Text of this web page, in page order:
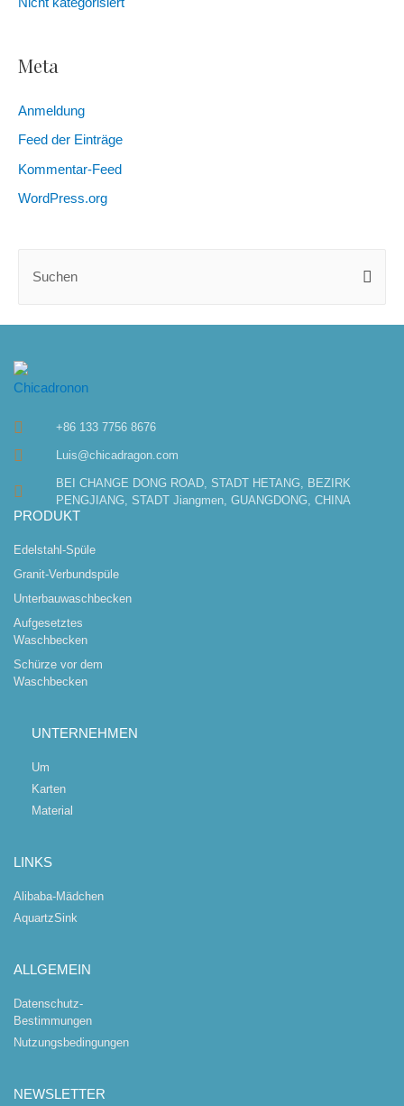
Meta
Anmeldung
Feed der Einträge
Kommentar-Feed
WordPress.org
e
n
n
h
+86 133 7756 8676
Luis@chicadragon.com
BEI CHANGE DONG ROAD, STADT HETANG, BEZIRK
PENGJIANG, STADT Jiangmen, GUANGDONG, CHINA
PRODUKT
Edelstahl-Spüle
Granit-Verbundspüle
Unterbauwaschbecken
Aufgesetztes
Waschbecken
Schürze vor dem
Waschbecken
UNTERNEHMEN
Um
Karten
Material
LINKS
Alibaba-Mädchen
AquartzSink
ALLGEMEIN
Datenschutz-
Bestimmungen
Nutzungsbedingungen
NEWSLETTER